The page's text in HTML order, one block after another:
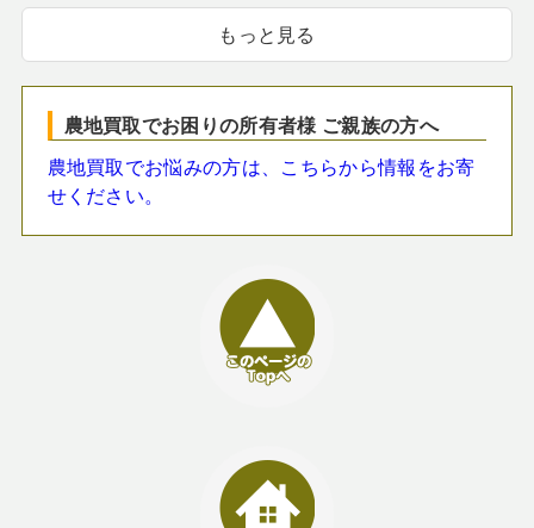
もっと見る
農地買取でお困りの所有者様 ご親族の方へ
農地買取でお悩みの方は、こちらから情報をお寄
せください。